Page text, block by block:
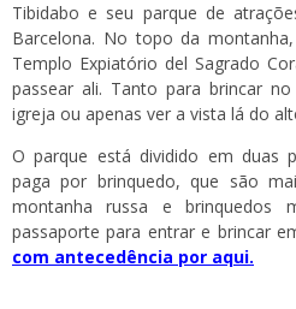
Tibidabo e seu parque de
Barcelona. No topo da
Templo Expiatório del Sagrado
passear ali. Tanto para brincar
igreja ou apenas ver a vista lá do
O parque está dividido em duas
paga por brinquedo, que são
montanha russa e brinquedos
passaporte para entrar e brincar
com antecedência por aqui.